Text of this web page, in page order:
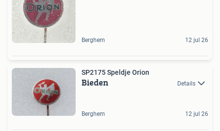
Berghem 12 jul 26
SP2175 Speldje Orion
Bieden Details
Berghem 12 jul 26